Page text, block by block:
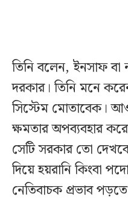
তিনি বলেন, ইনসাফ বা
দরকার। তিনি মনে
সিস্টেম মোতাবেক।
ক্ষমতার অপব্যবহার
সেটি সরকার তো
দিয়ে হয়রানি কিংবা
নেতিবাচক প্রভাব